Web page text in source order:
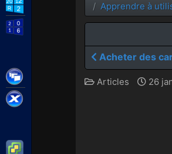
Citrix XenApp / XenDesktop
Apprendre à
Acheter des
Articles 26